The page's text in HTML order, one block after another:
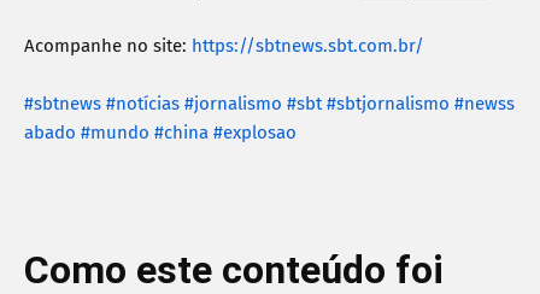
Acompanhe no site: https://sbtnews.sbt.com.br/
#sbtnews #notícias #jornalismo #sbt #sbtjornalismo #newss
abado #mundo #china #explosao
Como este conteúdo foi